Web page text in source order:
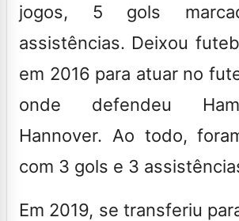
jogos, 5 gols
assistências. Deixou
em 2016 para atuar no
onde defendeu
Hannover. Ao todo,
com 3 gols e 3
Em 2019, se transferiu